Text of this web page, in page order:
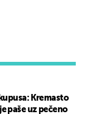
Kremasto
paše uz pečeno